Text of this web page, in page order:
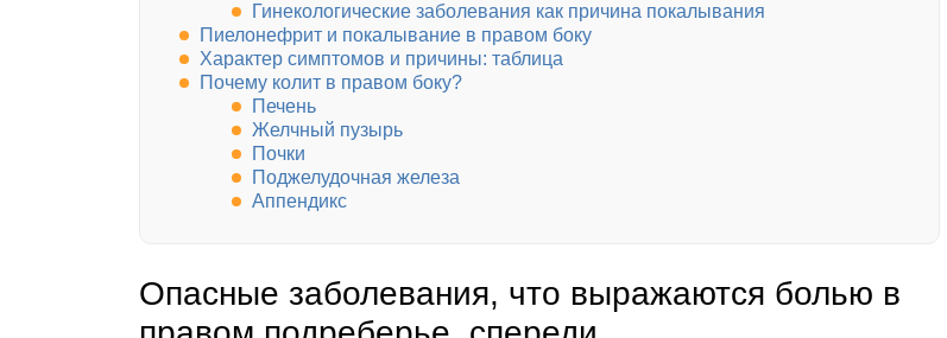
Гинекологические заболевания как причина покалывания
Пиелонефрит и покалывание в правом боку
Характер симптомов и причины: таблица
Почему колит в правом боку?
Печень
Желчный пузырь
Почки
Поджелудочная железа
Аппендикс
Опасные заболевания, что выражаются болью в